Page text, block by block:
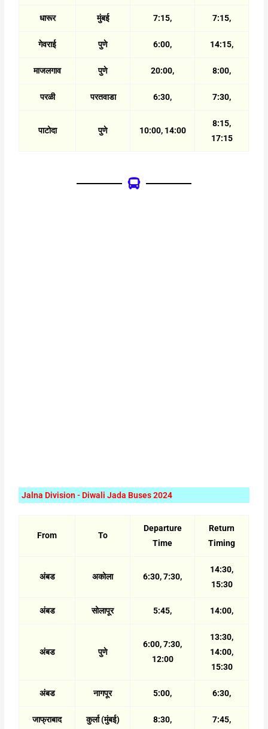
धारूर मुंबई 7:15, 7:15,
गेवराई पुणे 6:00, 14:15,
माजलगाव पुणे 20:00, 8:00,
परळी परतवाडा 6:30, 7:30,
पाटोदा पुणे 10:00, 14:00
8:15,
17:15
Jalna Division - Diwali Jada Buses 2024
From To
Departure
Time
Return
Timing
अंबड अकोला 6:30, 7:30,
14:30,
15:30
अंबड सोलापूर 5:45, 14:00,
अंबड पुणे
6:00, 7:30,
12:00
13:30,
14:00,
15:30
अंबड नागपूर 5:00, 6:30,
जाफ्राबाद कुर्ला (मुंबई) 8:30, 7:45,